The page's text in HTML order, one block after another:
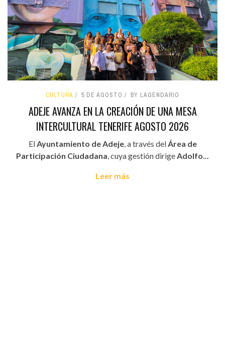
CULTURA 5 DE AGOSTO BY LAGENDARIO
ADEJE AVANZA EN LA CREACIÓN DE UNA MESA
INTERCULTURAL TENERIFE AGOSTO 2026
ElAyuntamiento de Adeje, a través delÁrea de
Participación Ciudadana, cuya gestión dirigeAdolfo...
Leer más